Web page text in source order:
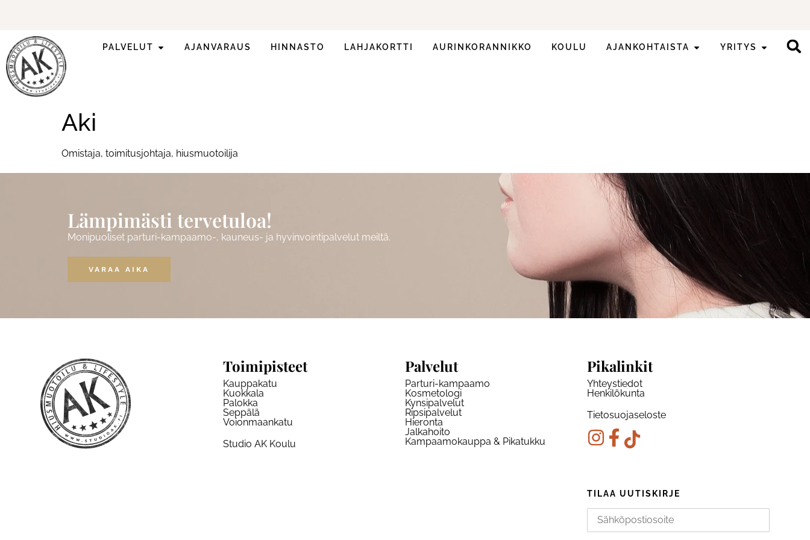
PALVELUT AJANVARAUS HINNASTO LAHJAKORTTI AURINKORANNIKKO KOULU AJANKOHTAISTA YRITYS
Aki
Omistaja, toimitusjohtaja, hiusmuotoilija
Lämpimästi tervetuloa!
Monipuoliset parturi-kampaamo-, kauneus- ja hyvinvointipalvelut meiltä.
VARAA AIKA
Toimipisteet
Kauppakatu
Kuokkala
Palokka
Seppälä
Voionmaankatu
Studio AK Koulu
Palvelut
Parturi-kampaamo
Kosmetologi
Kynsipalvelut
Ripsipalvelut
Hieronta
Jalkahoito
Kampaamokauppa & Pikatukku
Pikalinkit
Yhteystiedot
Henkilökunta
Tietosuojaseloste
TILAA UUTISKIRJE